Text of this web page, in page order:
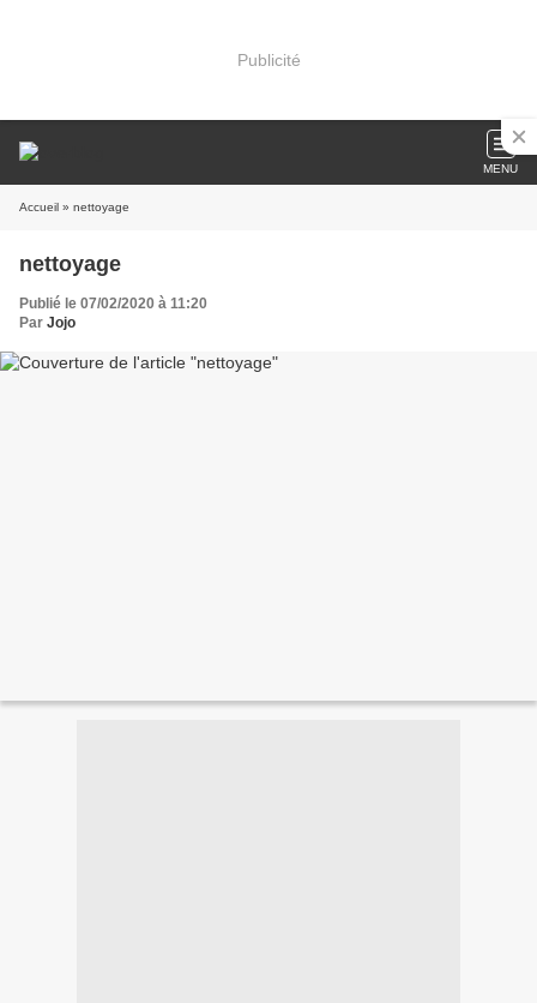
Publicité
MENU
Accueil » nettoyage
nettoyage
Publié le 07/02/2020 à 11:20
Par Jojo